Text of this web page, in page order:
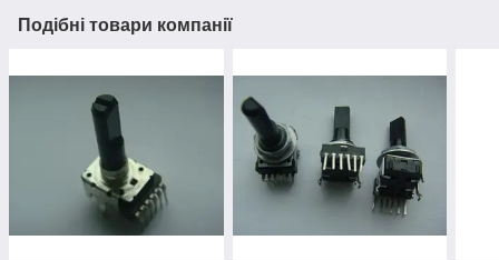
Подібні товари компанії